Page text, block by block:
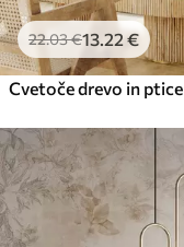
22.03€13 .22 €
Cvetoče drevo in ptice